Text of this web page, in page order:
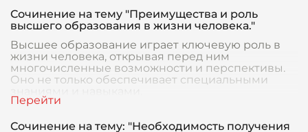
Сочинение на тему "Преимущества и роль
высшего образования в жизни человека."
Высшее образование играет ключевую роль в
жизни человека, открывая перед ним
многочисленные возможности и перспективы.
Оно не только обеспечивает специальными
Сочинение на тему: "Необходимость получения